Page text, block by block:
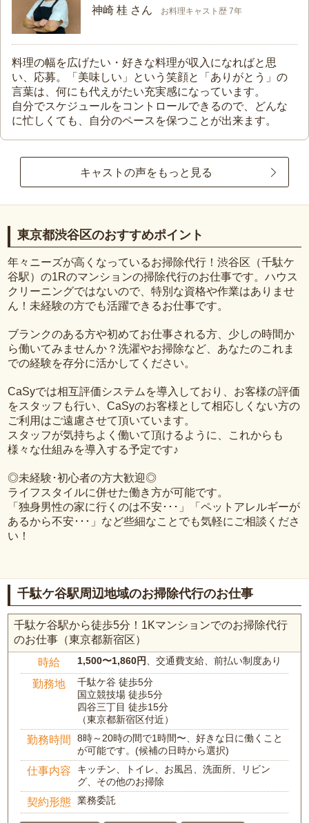
神崎 桂 さん お料理キャスト歴 7年
料理の幅を広げたい・好きな料理が収入になればと思
い、応募。「美味しい」という笑顔と「ありがとう」の
言葉は、何にも代えがたい充実感になっています。
自分でスケジュールをコントロールできるので、どんな
に忙しくても、自分のペースを保つことが出来ます。
キャストの声をもっと見る
東京都渋谷区のおすすめポイント
年々ニーズが高くなっているお掃除代行！渋谷区（千駄ケ
谷駅）の1Rのマンションの掃除代行のお仕事です。ハウス
クリーニングではないので、特別な資格や作業はありませ
ん！未経験の方でも活躍できるお仕事です。
ブランクのある方や初めてお仕事される方、少しの時間か
ら働いてみませんか？洗濯やお掃除など、あなたのこれま
での経験を存分に活かしてください。
CaSyでは相互評価システムを導入しており、お客様の評価
をスタッフも行い、CaSyのお客様として相応しくない方の
ご利用はご遠慮させて頂いています。
スタッフが気持ちよく働いて頂けるように、これからも
様々な仕組みを導入する予定です♪
◎未経験･初心者の方大歓迎◎
ライフスタイルに併せた働き方が可能です。
「独身男性の家に行くのは不安･･･」「ペットアレルギーが
あるから不安･･･」など些細なことでも気軽にご相談くださ
い！
千駄ケ谷駅周辺地域のお掃除代行のお仕事
千駄ケ谷駅から徒歩5分！1Kマンションでのお掃除代行
のお仕事（東京都新宿区）
時給 1,500〜1,860円、交通費支給、前払い制度あり
勤務地
千駄ケ谷 徒歩5分
国立競技場 徒歩5分
四谷三丁目 徒歩15分
（東京都新宿区付近）
勤務時間
8時～20時の間で1時間〜、好きな日に働くこと
が可能です。(候補の日時から選択)
仕事内容
キッチン、トイレ、お風呂、洗面所、リビン
グ、その他のお掃除
契約形態 業務委託